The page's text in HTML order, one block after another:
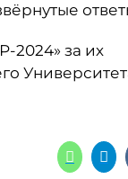
2024» за их